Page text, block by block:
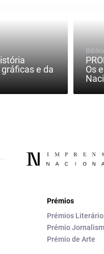
e da
Os
Prémios
Prémios
Prémio
Prémio de Arte